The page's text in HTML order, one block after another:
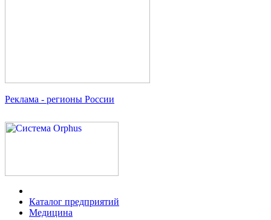
Реклама - регионы России
Каталог предприятий
Медицина